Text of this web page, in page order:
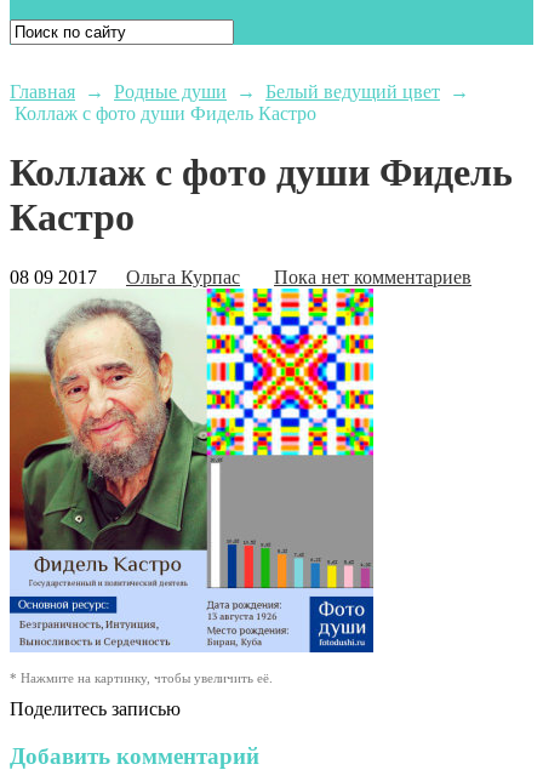
Главная → Родные души → Белый ведущий цвет →
Коллаж с фото души Фидель Кастро
Коллаж с фото души Фидель
Кастро
08 09 2017 Ольга Курпас Пока нет комментариев
* Нажмите на картинку, чтобы увеличить её.
Поделитесь записью
Добавить комментарий